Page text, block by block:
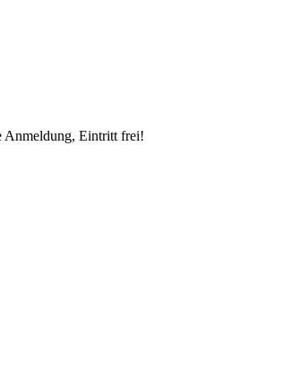
Anmeldung, Eintritt frei!